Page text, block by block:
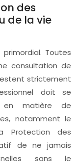
des
de la vie
Toutes
consultation de
strictement
doit se
en matière de
notamment le
Protection des
de ne jamais
sans le